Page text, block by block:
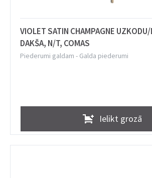
VIOLET SATIN CHAMPAGNE
DAKŠA, N/T, COMAS
Piederumi galdam - Galda piederumi
Ielikt grozā